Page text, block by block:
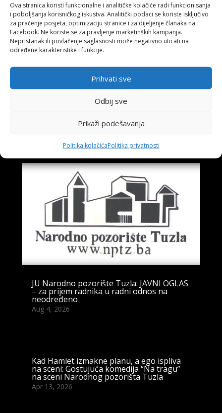
Ova stranica koristi funkcionalne i analitičke kolačiće radi funkcionisanja
i poboljšanja korisničkog iskustva. Analitički podaci se koriste isključivo
za praćenje posjeta, optimizaciju stranice i za dijeljenje članaka na
Facebook. Ne koriste se za pravljenje marketinških kampanja.
Nepristanak ili povlačenje saglasnosti može negativno uticati na
određene karakteristike i funkcije.
Prihvati sve
Odbij sve
Prikaži podešavanja
Politika kolačićaPolitika privatnosti
←PREMIJERA PREDSTAVE "PEDAGOGIJA
Pozorišne igre BiH zaštititi od devalvacije,
JU Narodno pozorište Tuzla: JAVNI OGLAS
– za prijem radnika u radni odnos na
neodređeno
Aug 4, 2026
Kad Hamlet izmakne planu, a ego ispliva
na sceni: Gostujuća komedija “Na tragu”
na sceni Narodnog pozorišta Tuzla
Apr 13, 2026